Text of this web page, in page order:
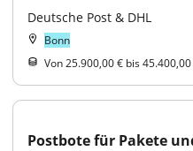
Deutsche Post & DHL
Bonn
Von 25.900,00 € bis
Postbote für Pakete